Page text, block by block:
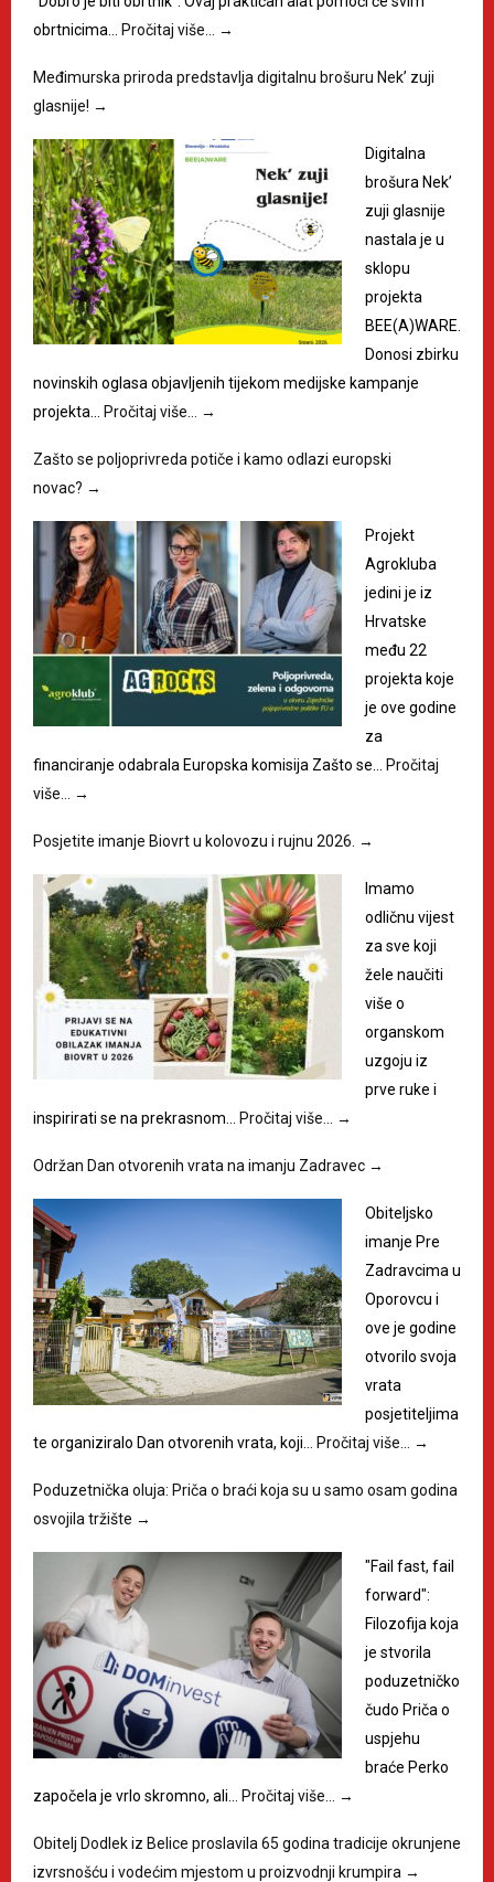
obrtnicima…
Pročitaj više… →
Međimurska priroda predstavlja digitalnu brošuru Nek’ zuji
glasnije! →
Digitalna
brošura Nek’
zuji glasnije
nastala je u
sklopu
projekta
BEE(A)WARE.
Donosi zbirku
novinskih oglasa objavljenih tijekom medijske kampanje
projekta…
Pročitaj više… →
Zašto se poljoprivreda potiče i kamo odlazi europski
novac? →
Projekt
Agrokluba
jedini je iz
Hrvatske
među 22
projekta koje
je ove godine
za
financiranje odabrala Europska komisija Zašto se…
Pročitaj
više…
→
Posjetite imanje Biovrt u kolovozu i rujnu 2026. →
Imamo
odličnu vijest
za sve koji
žele naučiti
više o
organskom
uzgoju iz
prve ruke i
inspirirati se na prekrasnom…
Pročitaj više… →
Održan Dan otvorenih vrata na imanju Zadravec →
Obiteljsko
imanje Pre
Zadravcima u
Oporovcu i
ove je godine
otvorilo svoja
vrata
posjetiteljima
te organiziralo Dan otvorenih vrata, koji…
Pročitaj više… →
Poduzetnička oluja: Priča o braći koja su u samo osam godina
osvojila tržište →
"Fail fast, fail
forward":
Filozofija koja
je stvorila
poduzetničko
čudo Priča o
uspjehu
braće Perko
započela je vrlo skromno, ali…
Pročitaj više… →
Obitelj Dodlek iz Belice proslavila 65 godina tradicije okrunjene
izvrsnošću i vodećim mjestom u proizvodnji krumpira →